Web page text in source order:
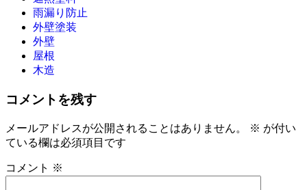
雨漏り防止
外壁塗装
外壁
屋根
木造
コメントを残す
メールアドレスが公開されることはありません。 ※ が付い
ている欄は必須項目です
コメント ※